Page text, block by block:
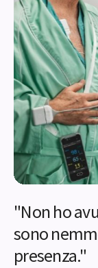
"Non ho
sono
presenza."